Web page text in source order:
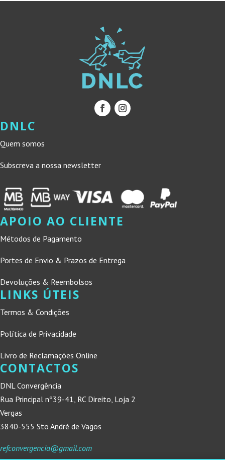
DNLC
Quem somos
Subscreva a nossa newsletter
APOIO AO CLIENTE
Métodos de Pagamento
Portes de Envio & Prazos de Entrega
Devoluções & Reembolsos
LINKS ÚTEIS
Termos & Condições
Política de Privacidade
Livro de Reclamações Online
CONTACTOS
DNL Convergência
Rua Principal nº39-41, RC Direito, Loja 2
Vergas
3840-555 Sto André de Vagos
refconvergencia@gmail.com